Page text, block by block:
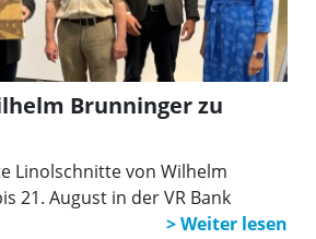
Brunninger zu
Linolschnitte von Wilhelm
21. August in der VR Bank